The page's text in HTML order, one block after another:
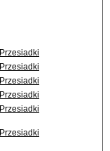
Przesiadki
Przesiadki
Przesiadki
Przesiadki
Przesiadki
Przesiadki